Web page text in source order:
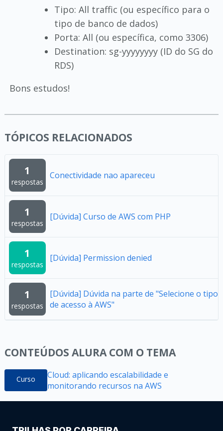
Tipo: All traffic (ou específico para o
tipo de banco de dados)
Porta: All (ou específica, como 3306)
Destination: sg-yyyyyyyy (ID do SG do
RDS)
Bons estudos!
TÓPICOS RELACIONADOS
1
respostas
Conectividade nao apareceu
1
respostas
[Dúvida] Curso de AWS com PHP
1
respostas
[Dúvida] Permission denied
1
respostas
[Dúvida] Dúvida na parte de "Selecione o tipo
de acesso à AWS"
CONTEÚDOS ALURA COM O TEMA
Curso
Cloud: aplicando escalabilidade e
monitorando recursos na AWS